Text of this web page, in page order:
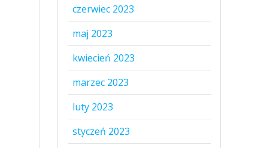
czerwiec 2023
maj 2023
kwiecień 2023
marzec 2023
luty 2023
styczeń 2023